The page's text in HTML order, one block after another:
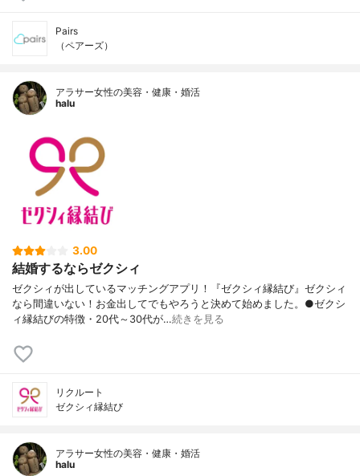
Pairs
（ペアーズ）
アラサー女性の美容・健康・婚活
halu
3.00
結婚するならゼクシィ
ゼクシィが出しているマッチングアプリ！『ゼクシィ縁結び』ゼクシィ
なら間違いない！お金出してでもやろうと決めて始めました。●ゼクシ
ィ縁結びの特徴・20代～30代が…続きを見る
リクルート
ゼクシィ縁結び
アラサー女性の美容・健康・婚活
halu